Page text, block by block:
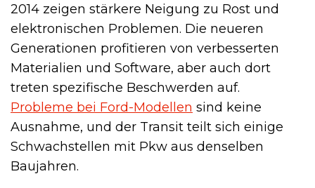
2014 zeigen stärkere Neigung zu Rost und
elektronischen Problemen. Die neueren
Generationen profitieren von verbesserten
Materialien und Software, aber auch dort
treten spezifische Beschwerden auf.
Probleme bei Ford-Modellen sind keine
Ausnahme, und der Transit teilt sich einige
Schwachstellen mit Pkw aus denselben
Baujahren.